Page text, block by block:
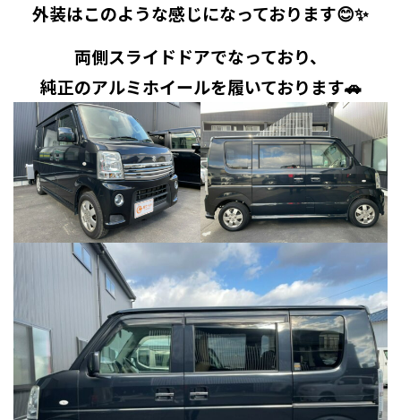
外装はこのような感じになっております😊✨
両側スライドドアでなっており、
純正のアルミホイールを履いております🚗